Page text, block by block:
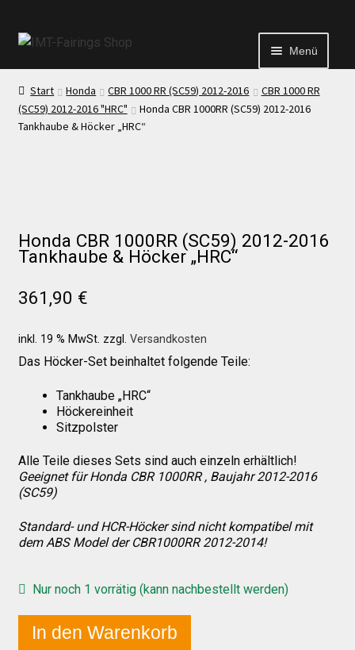
Menü
Start
News
News
Test Startseite
Über uns
Infos zu unseren Produkten
Sitzpolster und erhöhte Sitzpolster
Start Honda CBR 1000 RR (SC59) 2012-2016
CBR 1000 RR
(SC59) 2012-2016 "HRC"
Honda CBR 1000RR (SC59) 2012-2016
Tankhaube & Höcker „HRC“
Honda CBR 1000RR (SC59) 2012-2016
Tankhaube & Höcker „HRC“
361,90 €
inkl. 19 % MwSt. zzgl. Versandkosten
Das Höcker-Set beinhaltet folgende Teile:
Tankhaube „HRC“
Höckereinheit
Sitzpolster
Alle Teile dieses Sets sind auch einzeln erhältlich!
Geeignet für Honda CBR 1000RR , Baujahr 2012-2016
(SC59)
Standard- und HCR-Höcker sind nicht kompatibel mit
dem ABS Model der CBR1000RR 2012-2014!
Nur noch 1 vorrätig (kann nachbestellt werden)
In den Warenkorb